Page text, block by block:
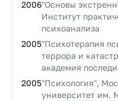
2006"Основы
Институт
психоанализа
2005"Психотерапия
террора и
академия
2005"Психология",
университет им.